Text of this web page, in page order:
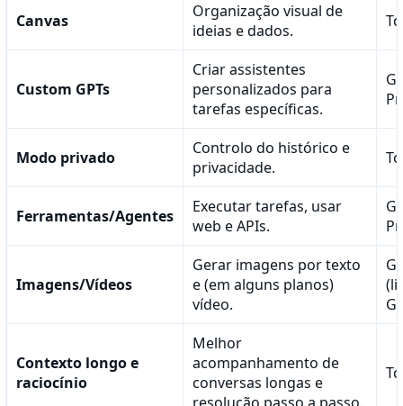
Canvas
Organização visual de
ideias e dados.
Custom GPTs
Criar assistentes
personalizados para
tarefas específicas.
Modo privado
Controlo do histórico e
privacidade.
Ferramentas/Agentes
Executar tarefas, usar
web e APIs.
Imagens/Vídeos
Gerar imagens por texto
e (em alguns planos)
vídeo.
Contexto longo e
raciocínio
Melhor
acompanhamento de
conversas longas e